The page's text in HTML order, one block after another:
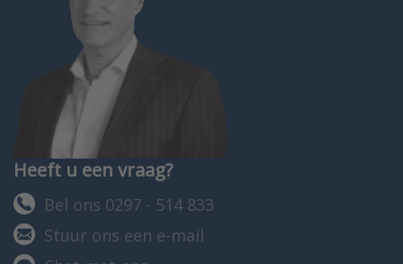
Heeft u een vraag?
Bel ons 0297 - 514 833
Stuur ons een e-mail